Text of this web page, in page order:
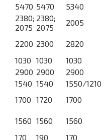
5470 5470
5340
2380;
2075
2380;
2075
2005
2200 2300
2820
1030 1030
1030
2900 2900
2900
1540 1540
1550/1210
1700 1720
1700
1560 1560
1560
170 190
170